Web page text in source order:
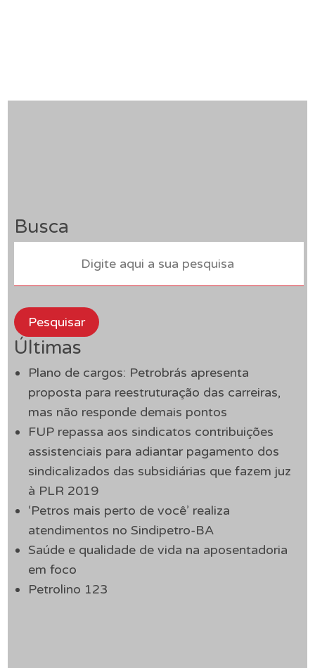
Busca
Pesquisar
Últimas
Plano de cargos: Petrobrás apresenta
proposta para reestruturação das carreiras,
mas não responde demais pontos
FUP repassa aos sindicatos contribuições
assistenciais para adiantar pagamento dos
sindicalizados das subsidiárias que fazem juz
à PLR 2019
‘Petros mais perto de você’ realiza
atendimentos no Sindipetro-BA
Saúde e qualidade de vida na aposentadoria
em foco
Petrolino 123